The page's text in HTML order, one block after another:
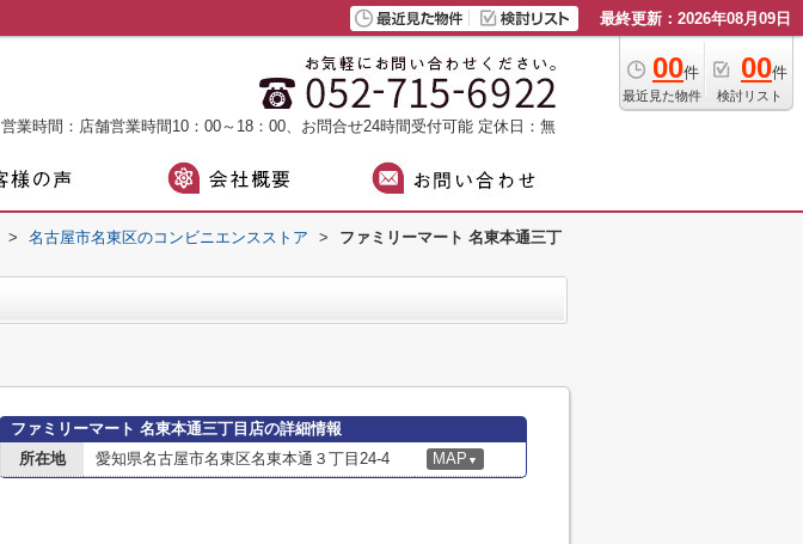
最終更新：2026年08月09日
00件
最近見た物件
00件
検討リスト
営業時間：店舗営業時間10：00～18：00、お問合せ24時間受付可能 定休日：無
> 名古屋市名東区のコンビニエンスストア >
ファミリーマート 名東本通三丁
ファミリーマート 名東本通三丁目店の詳細情報
所在地
愛知県名古屋市名東区名東本通３丁目24-4 MAP ▼